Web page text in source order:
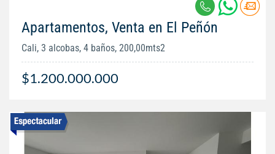
Apartamentos, Venta en El Peñón
Cali, 3 alcobas, 4 baños, 200,00mts2
$1.200.000.000